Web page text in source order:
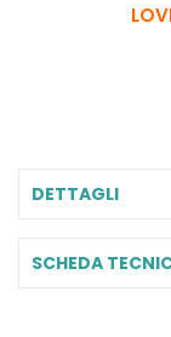
DETTAGLI
SCHEDA